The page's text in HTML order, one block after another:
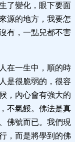
了變化，眼下要面
源的地方，我要怎
有，一點兒都不害
在一生中，順的時
是很脆弱的，很容
，內心會有強大的
不氣餒。佛法是真
佛號而已。我們現
，而是將學到的佛